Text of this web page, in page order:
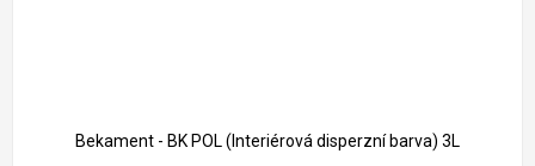
Bekament - BK POL (Interiérová disperzní barva) 3L